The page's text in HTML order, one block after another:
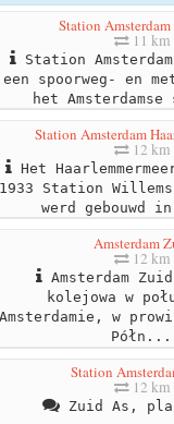
Station
11 km
Station
een spoorweg- en
het
Station Amsterdam
12 km
Het
1933 Station
werd gebouwd
Amsterdam
12 km
Amsterdam
kolejowa w
Amsterdamie, w
Półn...
Station
12 km
Zuid As,